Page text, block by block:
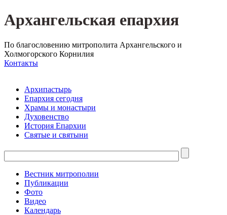
Архангельская епархия
По благословению митрополита Архангельского и
Холмогорского Корнилия
Контакты
Архипастырь
Епархия сегодня
Храмы и монастыри
Духовенство
История Епархии
Святые и святыни
Вестник митрополии
Публикации
Фото
Видео
Календарь